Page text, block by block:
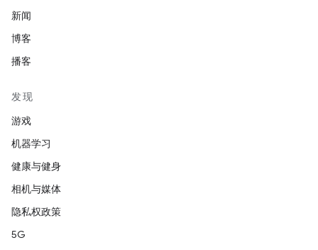
新闻
博客
播客
发现
游戏
机器学习
健康与健身
相机与媒体
隐私权政策
5G